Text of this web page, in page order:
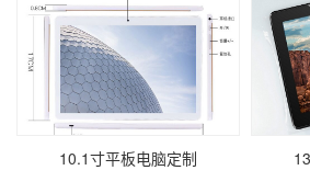
10.1寸平板电脑定制